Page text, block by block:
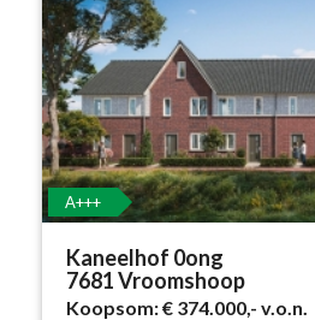
A+++
Kaneelhof 0ong
7681 Vroomshoop
Koopsom:€ 374.000,- v.o.n.